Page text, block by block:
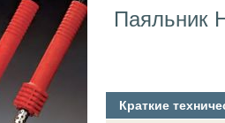
Паяльник
Краткие